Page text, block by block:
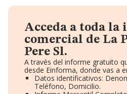
Acceda a toda
comercial de La
Pere Sl.
A través del informe gratuito
desde Einforma, donde vas a
Datos identificativos:
Teléfono, Domicilio.